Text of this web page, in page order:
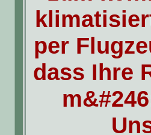
per
dass Ihre